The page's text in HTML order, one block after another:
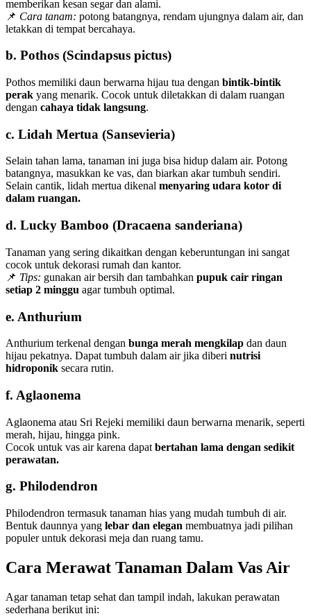
memberikan kesan segar dan alami.
📌 Cara tanam: potong batangnya, rendam ujungnya dalam air, dan
letakkan di tempat bercahaya.
b. Pothos (Scindapsus pictus)
Pothos memiliki daun berwarna hijau tua dengan bintik-bintik
perak yang menarik. Cocok untuk diletakkan di dalam ruangan
dengan cahaya tidak langsung.
c. Lidah Mertua (Sansevieria)
Selain tahan lama, tanaman ini juga bisa hidup dalam air. Potong
batangnya, masukkan ke vas, dan biarkan akar tumbuh sendiri.
Selain cantik, lidah mertua dikenal menyaring udara kotor di
dalam ruangan.
d. Lucky Bamboo (Dracaena sanderiana)
Tanaman yang sering dikaitkan dengan keberuntungan ini sangat
cocok untuk dekorasi rumah dan kantor.
📌 Tips: gunakan air bersih dan tambahkan pupuk cair ringan
setiap 2 minggu agar tumbuh optimal.
e. Anthurium
Anthurium terkenal dengan bunga merah mengkilap dan daun
hijau pekatnya. Dapat tumbuh dalam air jika diberi nutrisi
hidroponik secara rutin.
f. Aglaonema
Aglaonema atau Sri Rejeki memiliki daun berwarna menarik, seperti
merah, hijau, hingga pink.
Cocok untuk vas air karena dapat bertahan lama dengan sedikit
perawatan.
g. Philodendron
Philodendron termasuk tanaman hias yang mudah tumbuh di air.
Bentuk daunnya yang lebar dan elegan membuatnya jadi pilihan
populer untuk dekorasi meja dan ruang tamu.
Cara Merawat Tanaman Dalam Vas Air
Agar tanaman tetap sehat dan tampil indah, lakukan perawatan
sederhana berikut ini: